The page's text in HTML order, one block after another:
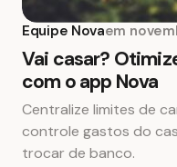
Equipe Novaem
Vai casar?
com o app Nova
Centralize limites de
controle gastos do
trocar de banco.